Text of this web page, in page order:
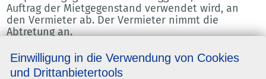
Auftrag der Mietgegenstand verwendet wird, an
den Vermieter ab. Der Vermieter nimmt die
Abtretung an.
6.9 Der Vermieter verpflichtet sich, die dem
Vermieter zustehenden Sicherheiten auf Verlangen
des Mieters freizugeben, soweit ihr Wert die zu
Einwilligung in die Verwendung von Cookies
und Drittanbietertools